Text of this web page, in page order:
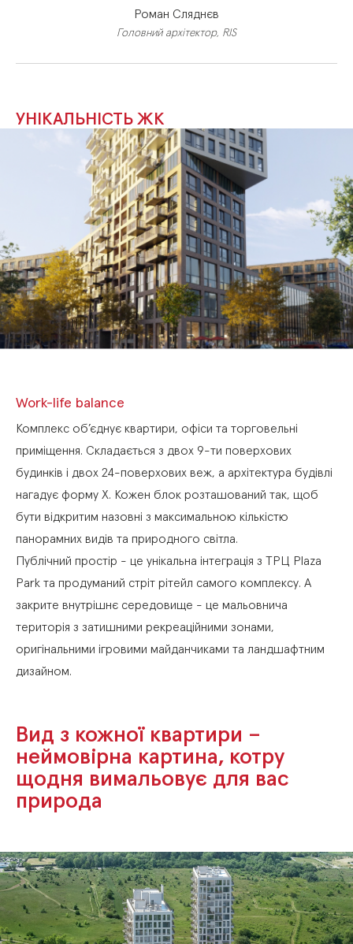
Роман Сляднєв
Головний архітектор, RIS
УНІКАЛЬНІСТЬ ЖК
Work-life balance
Комплекс об’єднує квартири, офіси та торговельні
приміщення. Складається з двох 9-ти поверхових
будинків і двох 24-поверхових веж, а архітектура будівлі
нагадує форму X. Кожен блок розташований так, щоб
бути відкритим назовні з максимальною кількістю
панорамних видів та природного світла.
Публічний простір - це унікальна інтеграція з ТРЦ Plaza
Park та продуманий стріт рітейл самого комплексу. А
закрите внутрішнє середовище - це мальовнича
територія з затишними рекреаційними зонами,
оригінальними ігровими майданчиками та ландшафтним
дизайном.
Вид з кожної квартири –
неймовірна картина, котру
щодня вимальовує для вас
природа